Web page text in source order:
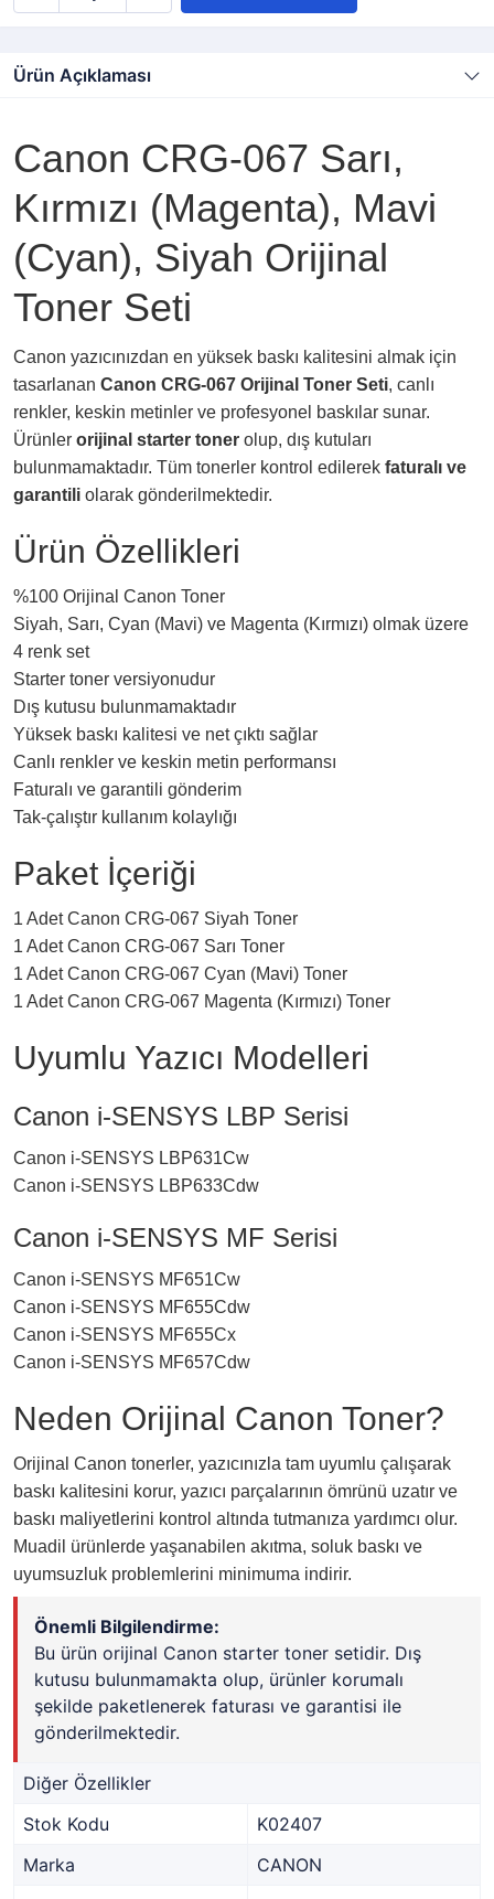
Ürün Açıklaması
Canon CRG-067 Sarı,
Kırmızı (Magenta), Mavi
(Cyan), Siyah Orijinal
Toner Seti
Canon yazıcınızdan en yüksek baskı kalitesini almak için
tasarlanan Canon CRG-067 Orijinal Toner Seti, canlı
renkler, keskin metinler ve profesyonel baskılar sunar.
Ürünler orijinal starter toner olup, dış kutuları
bulunmamaktadır. Tüm tonerler kontrol edilerek faturalı ve
garantili olarak gönderilmektedir.
Ürün Özellikleri
%100 Orijinal Canon Toner
Siyah, Sarı, Cyan (Mavi) ve Magenta (Kırmızı) olmak üzere
4 renk set
Starter toner versiyonudur
Dış kutusu bulunmamaktadır
Yüksek baskı kalitesi ve net çıktı sağlar
Canlı renkler ve keskin metin performansı
Faturalı ve garantili gönderim
Tak-çalıştır kullanım kolaylığı
Paket İçeriği
1 Adet Canon CRG-067 Siyah Toner
1 Adet Canon CRG-067 Sarı Toner
1 Adet Canon CRG-067 Cyan (Mavi) Toner
1 Adet Canon CRG-067 Magenta (Kırmızı) Toner
Uyumlu Yazıcı Modelleri
Canon i-SENSYS LBP Serisi
Canon i-SENSYS LBP631Cw
Canon i-SENSYS LBP633Cdw
Canon i-SENSYS MF Serisi
Canon i-SENSYS MF651Cw
Canon i-SENSYS MF655Cdw
Canon i-SENSYS MF655Cx
Canon i-SENSYS MF657Cdw
Neden Orijinal Canon Toner?
Orijinal Canon tonerler, yazıcınızla tam uyumlu çalışarak
baskı kalitesini korur, yazıcı parçalarının ömrünü uzatır ve
baskı maliyetlerini kontrol altında tutmanıza yardımcı olur.
Muadil ürünlerde yaşanabilen akıtma, soluk baskı ve
uyumsuzluk problemlerini minimuma indirir.
Önemli Bilgilendirme:
Bu ürün orijinal Canon starter toner setidir. Dış
kutusu bulunmamakta olup, ürünler korumalı
şekilde paketlenerek faturası ve garantisi ile
gönderilmektedir.
Diğer Özellikler
Stok Kodu
K02407
Marka
CANON